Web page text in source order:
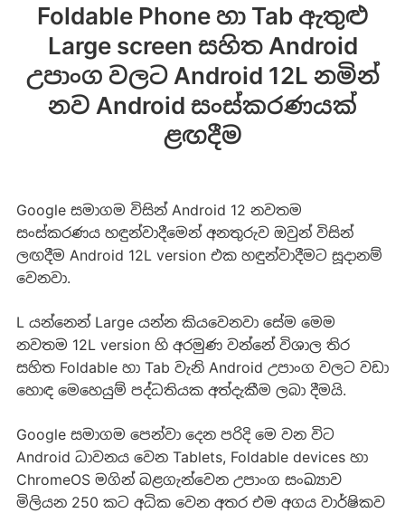
Foldable Phone හා Tab ඇතුළු
Large screen සහිත Android
උපාංග වලට Android 12L නමින්
නව Android සංස්කරණයක්
ළඟදීම
Google සමාගම විසින් Android 12 නවතම
සංස්කරණය හඳුන්වාදීමෙන් අනතුරුව ඔවුන් විසින්
ලඟදීම Android 12L version එක හඳුන්වාදීමට සූදානම්
වෙනවා.
L යන්නෙන් Large යන්න කියවෙනවා සේම මෙම
නවතම 12L version හි අරමුණ වන්නේ විශාල තිර
සහිත Foldable හා Tab වැනි Android උපාංග වලට වඩා
හොඳ මෙහෙයුම් පද්ධතියක අත්දැකීම ලබා දීමයි.
Google සමාගම පෙන්වා දෙන පරිදි මෙ වන විට
Android ධාවනය වෙන Tablets, Foldable devices හා
ChromeOS මගින් බළගැන්වෙන උපාංග සංඛ්‍යාව
මිලියන 250 කට අධික වෙන අතර එම අගය වාර්ෂිකව